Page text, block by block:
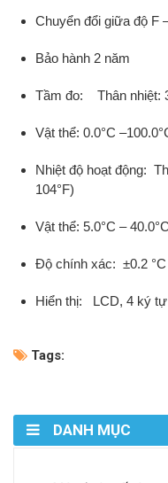
Chuyển đổi giữa độ F
Bảo hành 2 năm
Tầm đo: Thân nhiệt:
Vật thể: 0.0°C
Nhiệt độ hoạt động:
104°F)
Vật thể: 5.0°C –
Độ chính xác: ±0.2 °C
Hiển thị: LCD, 4 ký
Tags:
DANH MỤC